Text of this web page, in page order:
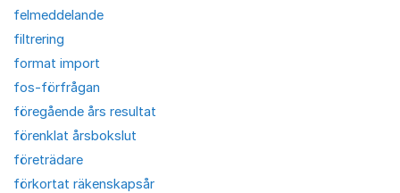
felmeddelande
filtrering
format import
fos-förfrågan
föregående års resultat
förenklat årsbokslut
företrädare
förkortat räkenskapsår